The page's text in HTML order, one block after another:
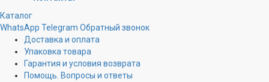
Каталог
WhatsApp Telegram Обратный звонок
Доставка и оплата
Упаковка товара
Гарантия и условия возврата
Помощь. Вопросы и ответы